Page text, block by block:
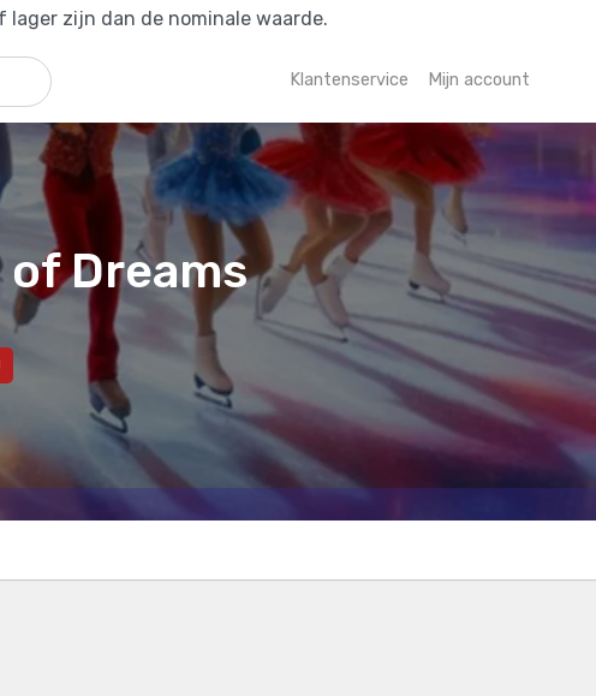
lager zijn dan de nominale waarde.
Klantenservice Mijn account
Dreams